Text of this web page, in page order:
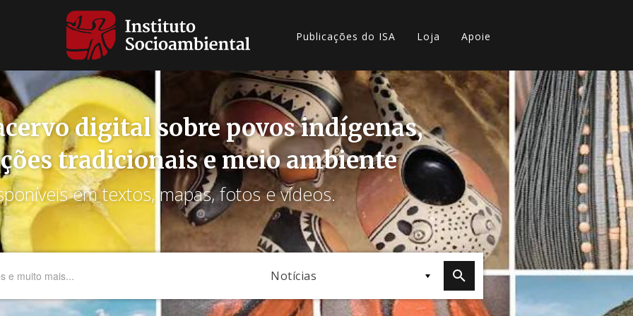
Publicações do ISA Loja Apoie
digital sobre povos indígenas,
tradicionais e meio ambiente
em textos, mapas, fotos e vídeos.
Notícias